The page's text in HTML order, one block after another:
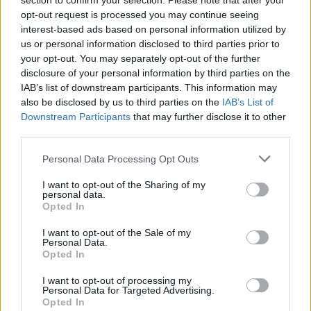
opt-out request is processed you may continue seeing
interest-based ads based on personal information utilized by
us or personal information disclosed to third parties prior to
your opt-out. You may separately opt-out of the further
disclosure of your personal information by third parties on the
IAB’s list of downstream participants. This information may
also be disclosed by us to third parties on the IAB’s List of
Downstream Participants that may further disclose it to other
Personal Data Processing Opt Outs
I want to opt-out of the Sharing of my
personal data.
Opted In
I want to opt-out of the Sale of my
Personal Data.
Opted In
I want to opt-out of processing my
Personal Data for Targeted Advertising.
Opted In
¿D e cuánto tiempo es la
garantía en caso de que se
estropee?
adquirir nuestro gestor de colas, será la
la empresa ofrezca por sus productos y servicios, ya
esto nos protegerá de futuros problemas y nos
depende de la empresa y el sistema adquirido.
TurnXconoce perfectamente la importancia que
le dan sus clientes a este apartado. Por ello,ofrecen
a sus clientes garantía de tres años en todos sus